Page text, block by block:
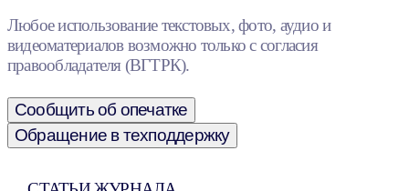
Любое использование текстовых, фото, аудио и
видеоматериалов возможно только с согласия
правообладателя (ВГТРК).
Сообщить об опечатке
Обращение в техподдержку